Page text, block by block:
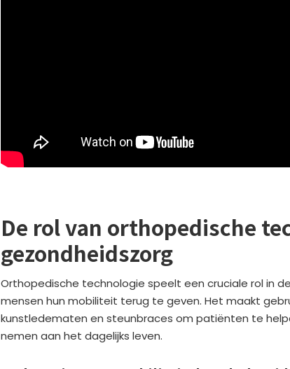
De rol van orthopedische
gezondheidszorg
Orthopedische technologie speelt een cruciale rol in
mensen hun mobiliteit terug te geven. Het maakt
kunstledematen en steunbraces om patiënten te
nemen aan het dagelijks leven.